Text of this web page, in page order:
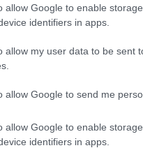
allow Google to enable
identifiers in apps.
allow my user data to be sent
allow Google to send me
allow Google to enable
identifiers in apps.